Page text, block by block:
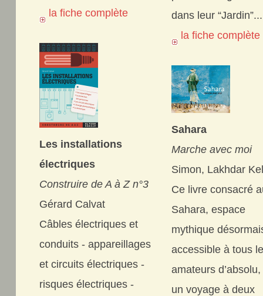
la fiche complète
Les installations
électriques
Construire de A à Z n°3
Gérard Calvat
Câbles électriques et
conduits - appareillages
et circuits électriques -
risques électriques -
dans leur “Jardin”...
la fiche complète
Sahara
Marche avec moi
Simon, Lakhdar
Ce livre consacré
Sahara, espace
mythique
accessible à tous
amateurs
un voyage à deux